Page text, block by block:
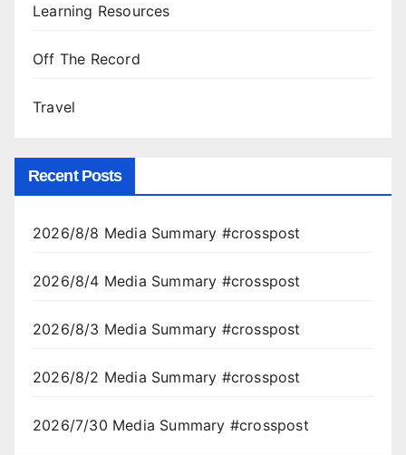
Learning Resources
Off The Record
Travel
Recent Posts
2026/8/8 Media Summary #crosspost
2026/8/4 Media Summary #crosspost
2026/8/3 Media Summary #crosspost
2026/8/2 Media Summary #crosspost
2026/7/30 Media Summary #crosspost